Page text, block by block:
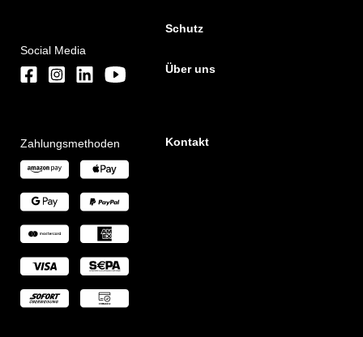
Social Media
Zahlungsmethoden
Schutz
Über uns
Kontakt